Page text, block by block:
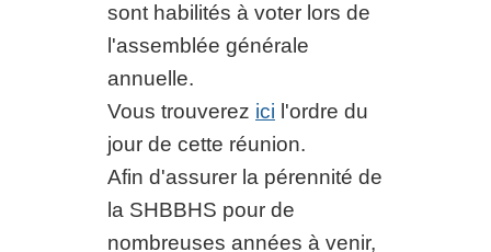
sont habilités à voter lors de
l'assemblée générale
annuelle.
Vous trouverez ici l'ordre du
jour de cette réunion.
Afin d'assurer la pérennité de
la SHBBHS pour de
nombreuses années à venir,